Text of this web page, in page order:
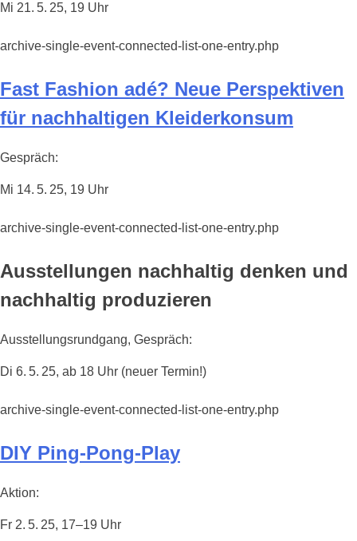
Mi 21. 5. 25, 19 Uhr
archive-single-event-connected-list-one-entry.php
Fast Fashion adé? Neue Perspektiven
für nachhaltigen Kleiderkonsum
Gespräch:
Mi 14. 5. 25, 19 Uhr
archive-single-event-connected-list-one-entry.php
Ausstellungen nachhaltig denken und
nachhaltig produzieren
Ausstellungsrundgang, Gespräch:
Di 6. 5. 25, ab 18 Uhr (neuer Termin!)
archive-single-event-connected-list-one-entry.php
DIY Ping-Pong-Play
Aktion:
Fr 2. 5. 25, 17–19 Uhr